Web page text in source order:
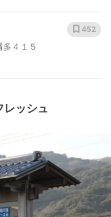
４１５
452
レッシュ